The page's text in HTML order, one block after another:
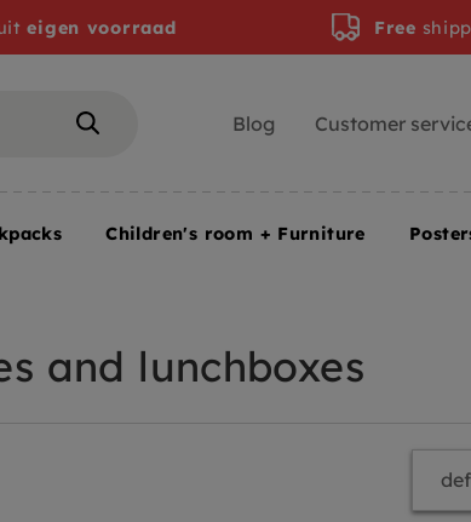
and lunchboxes
uiteigen voorraad Free
Blog Customer
Children's room + Furniture